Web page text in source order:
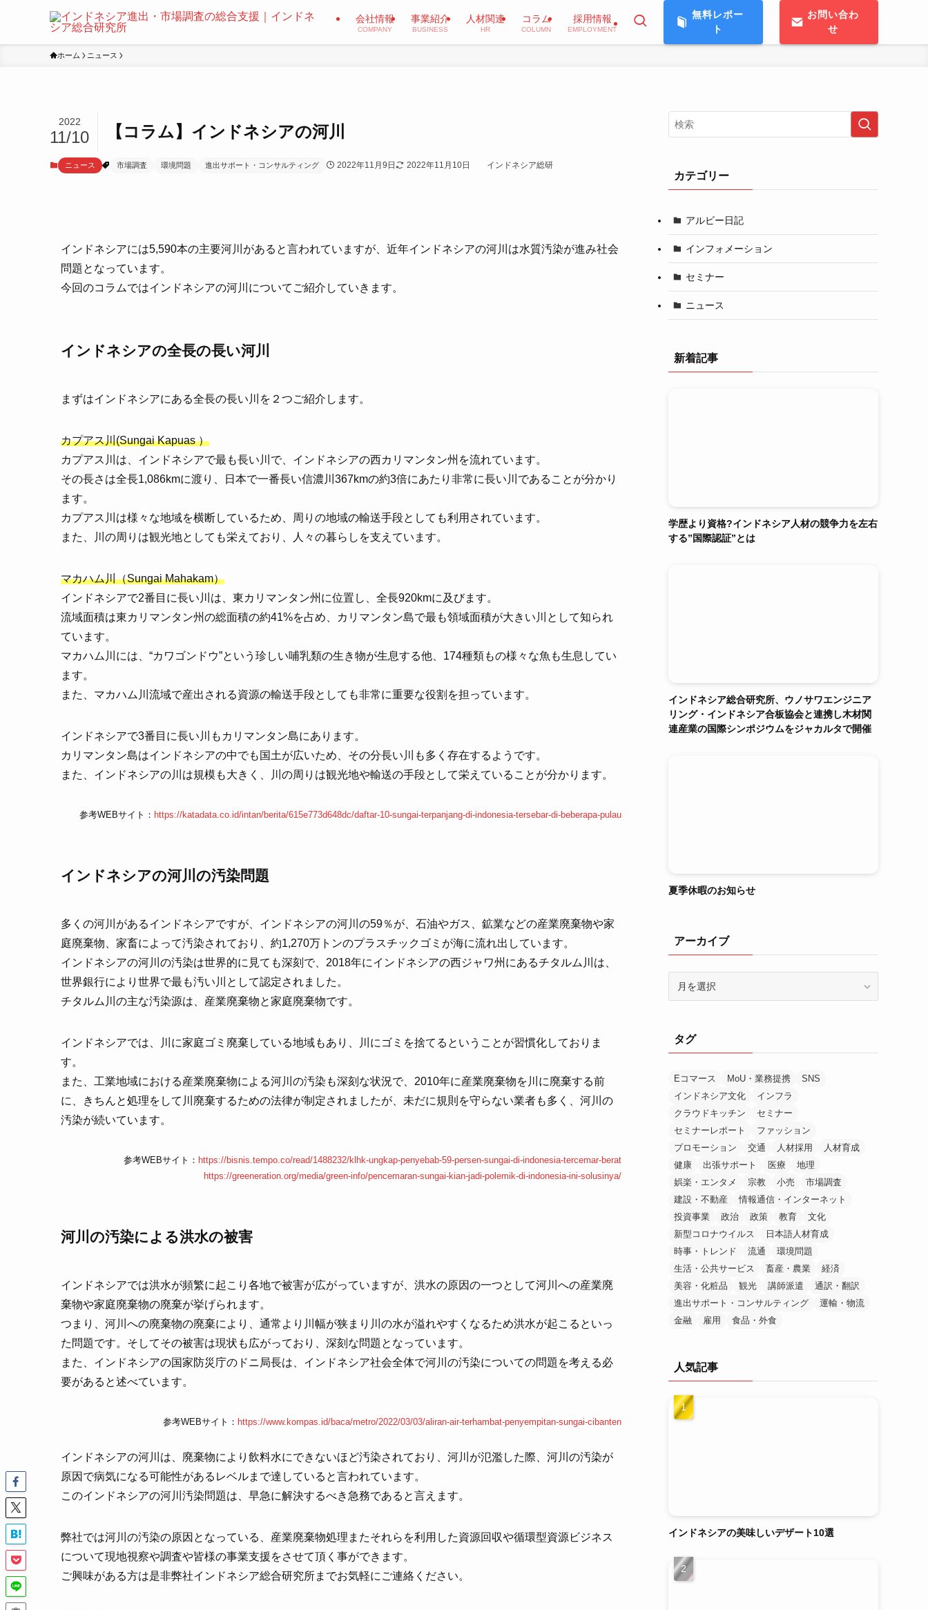
会社情報
COMPANY
事業紹介
BUSINESS
人材関連
HR
コラム
COLUMN
採用情報
EMPLOYMENT
無料レポー
ト
お問い合わ
せ
ホーム ニュース
【コラム】インドネシアの河川
2022
11/10
ニュース 市場調査 環境問題 進出サポート・コンサルティング 2022年11月9日 2022年11月10日 インドネシア総研
インドネシアには5,590本の主要河川があると言われていますが、近年インドネシアの河川は水質汚染が進み社会
問題となっています。
今回のコラムではインドネシアの河川についてご紹介していきます。
インドネシアの全長の長い河川
まずはインドネシアにある全長の長い川を２つご紹介します。
カプアス川(Sungai Kapuas ）
カプアス川は、インドネシアで最も長い川で、インドネシアの西カリマンタン州を流れています。
その長さは全長1,086kmに渡り、日本で一番長い信濃川367kmの約3倍にあたり非常に長い川であることが分かり
ます。
カプアス川は様々な地域を横断しているため、周りの地域の輸送手段としても利用されています。
また、川の周りは観光地としても栄えており、人々の暮らしを支えています。
マカハム川（Sungai Mahakam）
インドネシアで2番目に長い川は、東カリマンタン州に位置し、全長920kmに及びます。
流域面積は東カリマンタン州の総面積の約41%を占め、カリマンタン島で最も領域面積が大きい川として知られ
ています。
マカハム川には、“カワゴンドウ”という珍しい哺乳類の生き物が生息する他、174種類もの様々な魚も生息してい
ます。
また、マカハム川流域で産出される資源の輸送手段としても非常に重要な役割を担っています。
インドネシアで3番目に長い川もカリマンタン島にあります。
カリマンタン島はインドネシアの中でも国土が広いため、その分長い川も多く存在するようです。
また、インドネシアの川は規模も大きく、川の周りは観光地や輸送の手段として栄えていることが分かります。
参考WEBサイト： https://katadata.co.id/intan/berita/615e773d648dc/daftar-10-sungai-terpanjang-di-indonesia-tersebar-di-beberapa-pulau
インドネシアの河川の汚染問題
多くの河川があるインドネシアですが、インドネシアの河川の59％が、石油やガス、鉱業などの産業廃棄物や家
庭廃棄物、家畜によって汚染されており、約1,270万トンのプラスチックゴミが海に流れ出しています。
インドネシアの河川の汚染は世界的に見ても深刻で、2018年にインドネシアの西ジャワ州にあるチタルム川は、
世界銀行により世界で最も汚い川として認定されました。
チタルム川の主な汚染源は、産業廃棄物と家庭廃棄物です。
インドネシアでは、川に家庭ゴミ廃棄している地域もあり、川にゴミを捨てるということが習慣化しておりま
す。
また、工業地域における産業廃棄物による河川の汚染も深刻な状況で、2010年に産業廃棄物を川に廃棄する前
に、きちんと処理をして川廃棄するための法律が制定されましたが、未だに規則を守らない業者も多く、河川の
汚染が続いています。
参考WEBサイト： https://bisnis.tempo.co/read/1488232/klhk-ungkap-penyebab-59-persen-sungai-di-indonesia-tercemar-berat
https://greeneration.org/media/green-info/pencemaran-sungai-kian-jadi-polemik-di-indonesia-ini-solusinya/
河川の汚染による洪水の被害
インドネシアでは洪水が頻繁に起こり各地で被害が広がっていますが、洪水の原因の一つとして河川への産業廃
棄物や家庭廃棄物の廃棄が挙げられます。
つまり、河川への廃棄物の廃棄により、通常より川幅が狭まり川の水が溢れやすくなるため洪水が起こるといっ
た問題です。そしてその被害は現状も広がっており、深刻な問題となっています。
また、インドネシアの国家防災庁のドニ局長は、インドネシア社会全体で河川の汚染についての問題を考える必
要があると述べています。
参考WEBサイト： https://www.kompas.id/baca/metro/2022/03/03/aliran-air-terhambat-penyempitan-sungai-cibanten
インドネシアの河川は、廃棄物により飲料水にできないほど汚染されており、河川が氾濫した際、河川の汚染が
原因で病気になる可能性があるレベルまで達していると言われています。
このインドネシアの河川汚染問題は、早急に解決するべき急務であると言えます。
弊社では河川の汚染の原因となっている、産業廃棄物処理またそれらを利用した資源回収や循環型資源ビジネス
について現地視察や調査や皆様の事業支援をさせて頂く事ができます。
ご興味がある方は是非弊社インドネシア総合研究所までお気軽にご連絡ください。
カテゴリー
アルビー日記
インフォメーション
セミナー
ニュース
新着記事
学歴より資格?インドネシア人材の競争力を左右
する”国際認証”とは
インドネシア総合研究所、ウノサワエンジニア
リング・インドネシア合板協会と連携し木材関
連産業の国際シンポジウムをジャカルタで開催
夏季休暇のお知らせ
アーカイブ
ブタグ
Eコマース MoU・業務提携
SNS
インドネシア文化
インフラ
クラウドキッチン
セミナー
セミナーレポート
ファッション
プロモーション
交通 人材採用
人材育成
健康
出張サポート 医療
地理
娯楽・エンタメ
宗教 小売
市場調査
建設・不動産
情報通信・インターネット
投資事業
政治 政策 教育
文化
新型コロナウイルス
日本語人材育成
時事・トレンド
流通
環境問題
生活・公共サービス
畜産・農業
経済
美容・化粧品
観光 講師派遣
通訳・翻訳
進出サポート・コンサルティング
運輸・物流
金融
雇用 食品・外食
人気記事
インドネシアの美味しいデザート10選